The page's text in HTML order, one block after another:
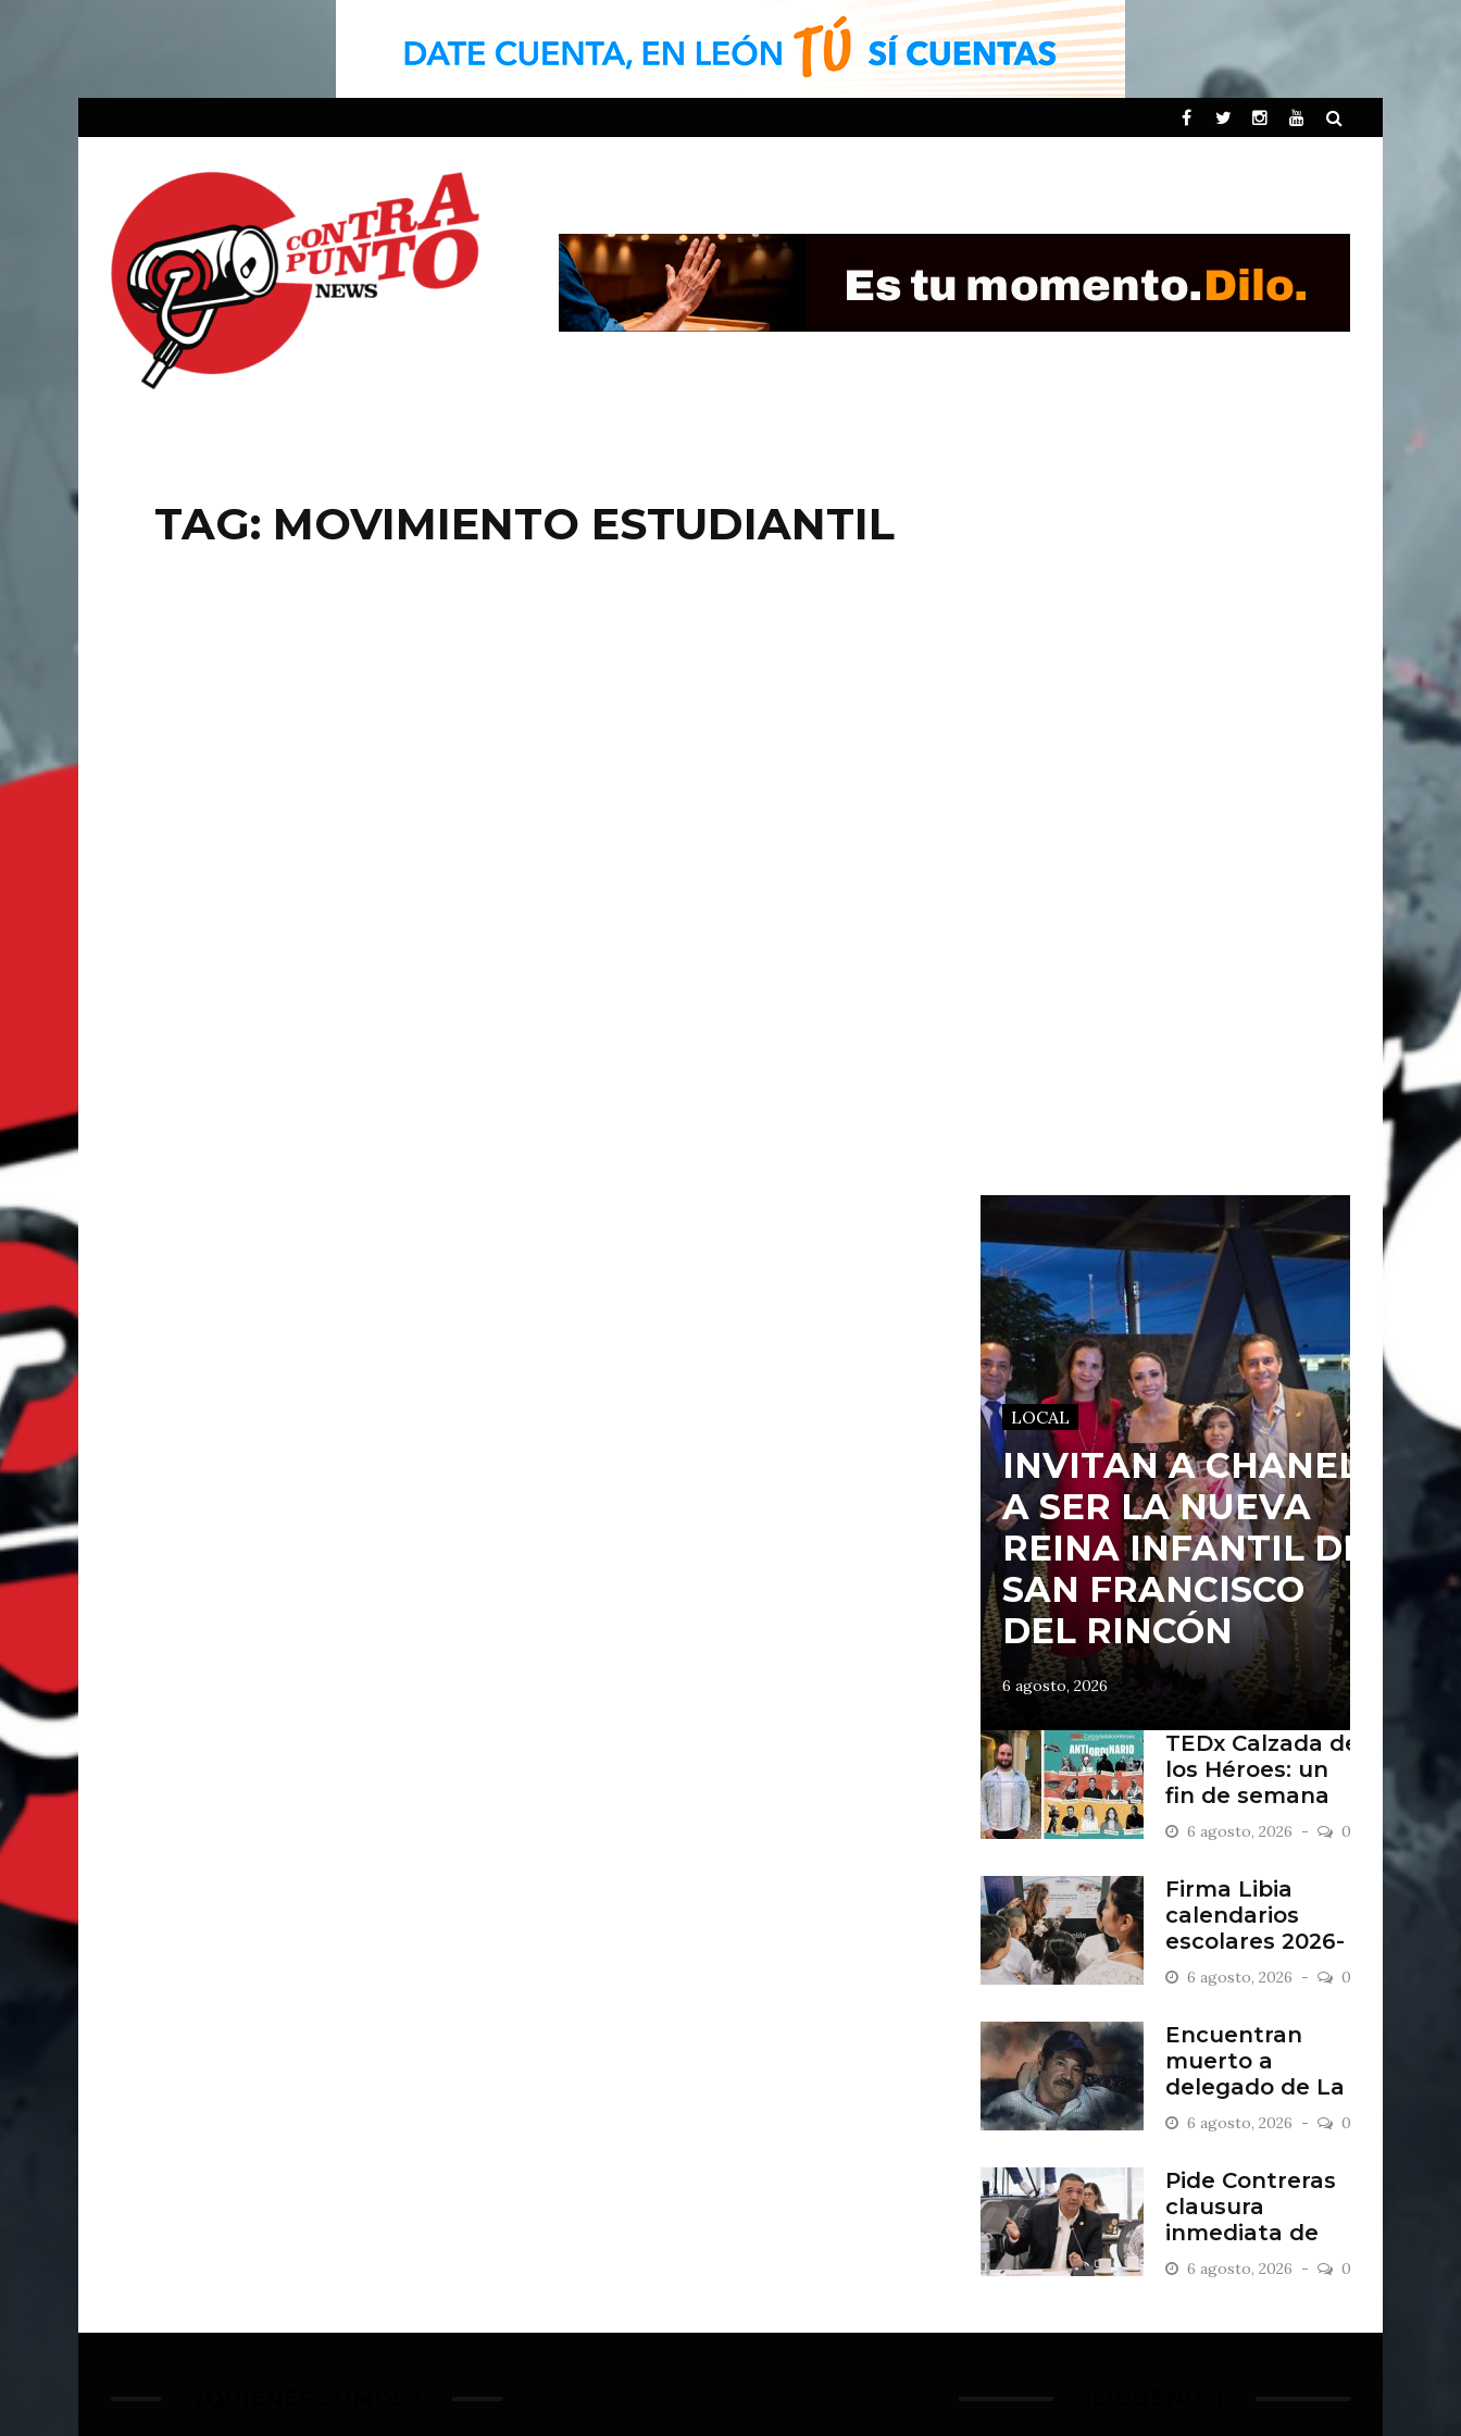
TAG: MOVIMIENTO ESTUDIANTIL
LOCAL
INVITAN A CHANEL
A SER LA NUEVA
REINA INFANTIL DE
SAN FRANCISCO
DEL RINCÓN
6 agosto, 2026
TEDx Calzada de
los Héroes: un
fin de semana
“Antiordinario”
en León
6 agosto, 2026 0
Firma Libia
calendarios
escolares 2026-
2027
6 agosto, 2026 0
Encuentran
muerto a
delegado de La
Sandía
6 agosto, 2026 0
Pide Contreras
clausura
inmediata de
escombrera “Los
Lopez”
6 agosto, 2026 0